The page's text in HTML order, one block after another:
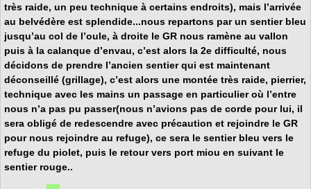
très raide, un peu technique à certains endroits), mais l’arrivée
au belvédère est splendide...nous repartons par un sentier bleu
jusqu’au col de l’oule, à droite le GR nous ramène au vallon
puis à la calanque d’envau, c’est alors la 2e difficulté, nous
décidons de prendre l’ancien sentier qui est maintenant
déconseillé (grillage), c’est alors une montée très raide, pierrier,
technique avec les mains un passage en particulier où l’entre
nous n’a pas pu passer(nous n’avions pas de corde pour lui, il
sera obligé de redescendre avec précaution et rejoindre le GR
pour nous rejoindre au refuge), ce sera le sentier bleu vers le
refuge du piolet, puis le retour vers port miou en suivant le
sentier rouge..